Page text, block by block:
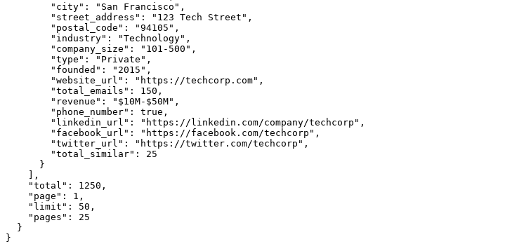
        "city": "San Francisco",
        "street_address": "123 Tech Street",
        "postal_code": "94105",
        "industry": "Technology",
        "company_size": "101-500",
        "type": "Private",
        "founded": "2015",
        "website_url": "https://techcorp.com",
        "total_emails": 150,
        "revenue": "$10M-$50M",
        "phone_number": true,
        "linkedin_url": "https://linkedin.com/company/techcorp",
        "facebook_url": "https://facebook.com/techcorp",
        "twitter_url": "https://twitter.com/techcorp",
        "total_similar": 25
      }
    ],
    "total": 1250,
    "page": 1,
    "limit": 50,
    "pages": 25
  }
}